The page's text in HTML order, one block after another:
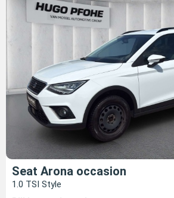
Seat Arona occasion
1.0 TSI Style